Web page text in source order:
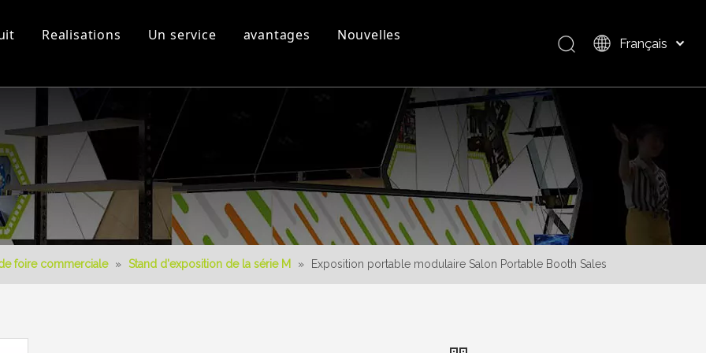
Equipement d'atelier et questions - réponses
Vidéos 3D Présentation du produit
Realisations Un service avantages Nouvelles
Nouveau produit
Français
العربية
日本語
Pусский
Nederlands
Português
Español
简体中文
English
foire commerciale » Stand d'exposition de la série M » Exposition portable modulaire Salon Portable Booth Sales